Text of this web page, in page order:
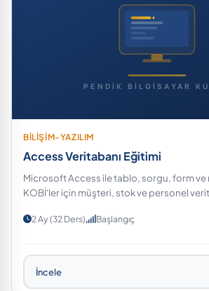
BİLİŞİM-YAZILIM
Access Veritabanı Eğitimi
Microsoft Access ile tablo, sorgu, form ve
KOBİ'ler için müşteri, stok ve personel
2 Ay (32 Ders) Başlangıç
İncele